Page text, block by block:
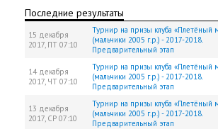
Последние результаты
15 декабря
2017, ПТ 07:10
Турнир на призы клуба «Плетёный
(мальчики 2005 г.р.) - 2017-2018.
Предварительный этап
14 декабря
2017, ЧТ 07:10
Турнир на призы клуба «Плетёный
(мальчики 2005 г.р.) - 2017-2018.
Предварительный этап
13 декабря
2017, СР 07:10
Турнир на призы клуба «Плетёный
(мальчики 2005 г.р.) - 2017-2018.
Предварительный этап